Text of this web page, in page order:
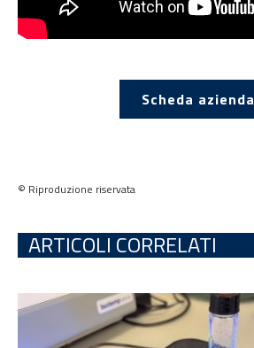
Scheda azienda
© Riproduzione riservata
ARTICOLI CORRELATI